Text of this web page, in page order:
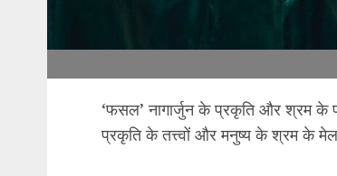
‘फसल’ नागार्जुन के प्रकृति और श्रम के
प्रकृति के तत्त्वों और मनुष्य के श्रम के